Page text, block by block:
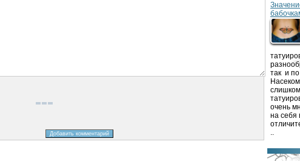
так и
очень
на себя
..